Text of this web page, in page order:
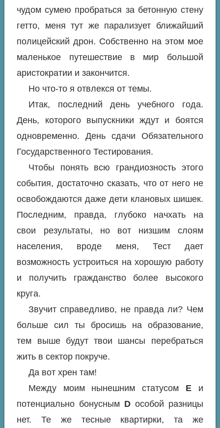
чудом сумею пробраться за бетонную стену
гетто, меня тут же парализует ближайший
полицейский дрон. Собственно на этом мое
маленькое путешествие в мир большой
аристократии и закончится.
Но что-то я отвлекся от темы.
Итак, последний день учебного года.
День, которого выпускники ждут и боятся
одновременно. День сдачи Обязательного
Государственного Тестирования.
Чтобы понять всю грандиозность этого
события, достаточно сказать, что от него не
освобождаются даже дети клановых шишек.
Последним, правда, глубоко начхать на
свои результаты, но вот низшим слоям
населения, вроде меня, Тест дает
возможность устроиться на хорошую работу
и получить гражданство более высокого
круга.
Звучит справедливо, не правда ли? Чем
больше сил ты бросишь на образование,
тем выше будут твои шансы перебраться
жить в сектор покруче.
Да вот хрен там!
Между моим нынешним статусом Eи
потенциально бонусным D особой разницы
нет. Те же тесные квартирки, та же